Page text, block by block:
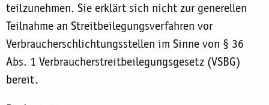
teilzunehmen. Sie erklärt sich nicht zur generellen
Teilnahme an Streitbeilegungsverfahren vor
Verbraucherschlichtungsstellen im Sinne von § 36
Abs. 1 Verbraucherstreitbeilegungsgesetz (VSBG)
bereit.